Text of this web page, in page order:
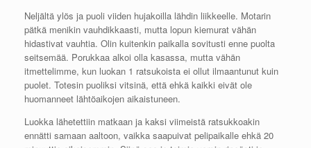
Neljältä ylös ja puoli viiden hujakoilla lähdin liikkeelle. Motarin
pätkä menikin vauhdikkaasti, mutta lopun kiemurat vähän
hidastivat vauhtia. Olin kuitenkin paikalla sovitusti enne puolta
seitsemää. Porukkaa alkoi olla kasassa, mutta vähän
itmettelimme, kun luokan 1 ratsukoista ei ollut ilmaantunut kuin
puolet. Totesin puoliksi vitsinä, että ehkä kaikki eivät ole
huomanneet lähtöaikojen aikaistuneen.
Luokka lähetettiin matkaan ja kaksi viimeistä ratsukkoakin
ennätti samaan aaltoon, vaikka saapuivat pelipaikalle ehkä 20